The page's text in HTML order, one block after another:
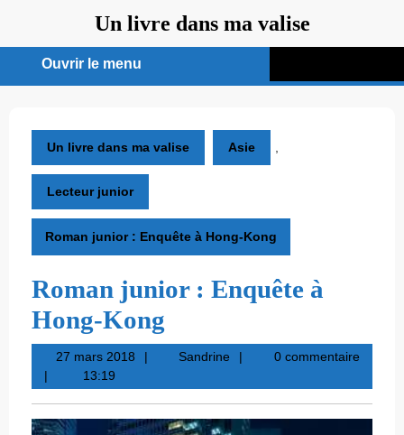
contenu
Un livre dans ma valise
Ouvrir le menu
menu
Un livre dans ma valise Asie
Lecteur junior
Roman junior : Enquête à Hong-Kong
Roman junior : Enquête à
Hong-Kong
27 mars 201827
2018
SandrineSandrine0 commentaire
13:19